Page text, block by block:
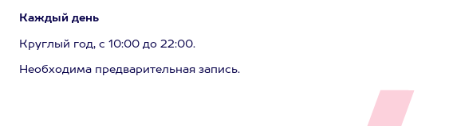
Каждый день
Круглый год, с 10:00 до 22:00.
Необходима предварительная запись.